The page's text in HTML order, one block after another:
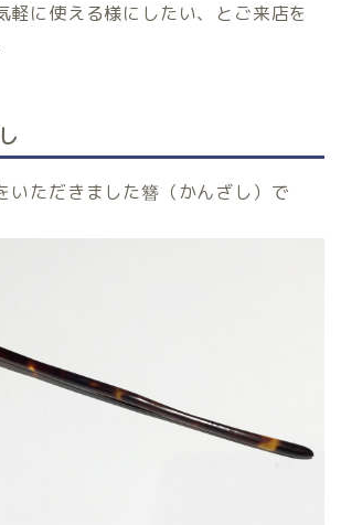
軽に使える様にしたい、とご来店を
いただきました簪（かんざし）で